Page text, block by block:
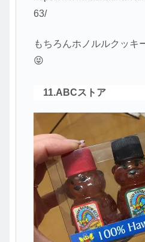
63/
もちろんホノルルクッキ
😝
11.ABCストア